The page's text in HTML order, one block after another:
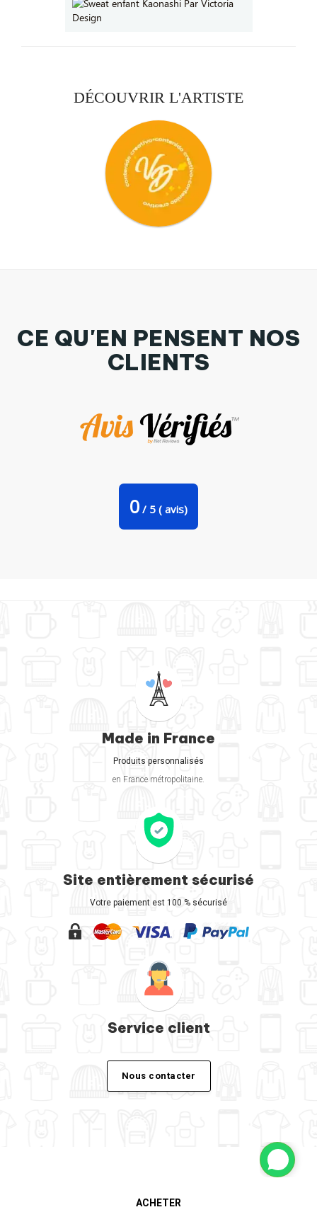
DÉCOUVRIR L'ARTISTE
CE QU'EN PENSENT NOS
CLIENTS
0 / 5 ( avis)
Made in France
Produits personnalisés
en France métropolitaine.
Site entièrement sécurisé
Votre paiement est 100 % sécurisé
Service client
Nous contacter
ACHETER